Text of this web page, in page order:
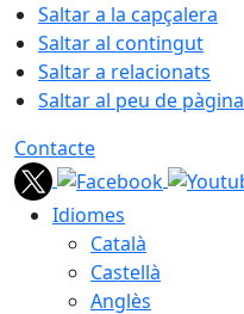
Saltar a la capçalera
Saltar al contingut
Saltar a relacionats
Saltar al peu de pàgina
Contacte
Idiomes
Català
Castellà
Anglès